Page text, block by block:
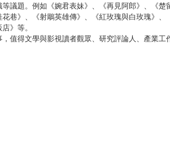
議題。例如《婉君表妹》、《再見阿郎》、《楚
巷》、《射鵰英雄傳》、《紅玫瑰與白玫瑰》、
》等。
值得文學與影視讀者觀眾、研究評論人、產業工